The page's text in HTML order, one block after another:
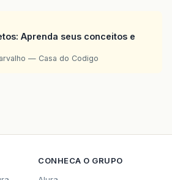
Aprenda seus conceitos e
— Casa do Codigo
CONHECA O GRUPO